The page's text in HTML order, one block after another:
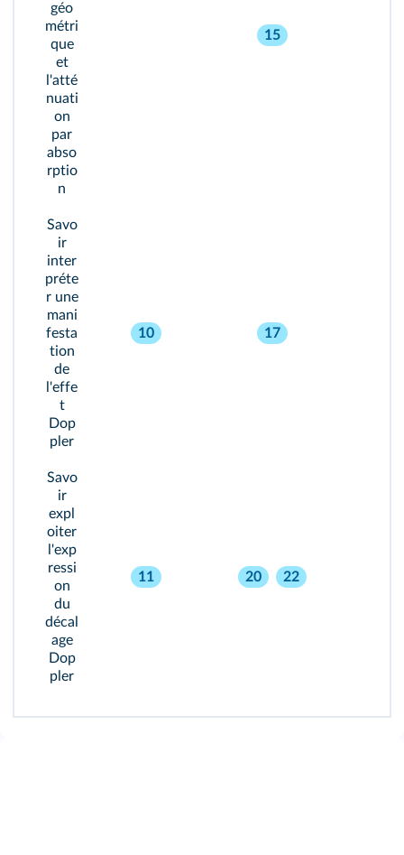
géo
métri
que
et
l'atté
nuati
on
par
abso
rptio
n
15
Savo
ir
inter
préte
r une
mani
festa
tion
de
l'effe
t
Dop
pler
10 17
Savo
ir
expl
oiter
l'exp
ressi
on
du
décal
age
Dop
pler
11 20 22